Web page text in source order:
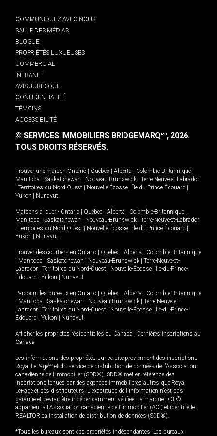
COMMUNIQUEZ AVEC NOUS
SALLE DES MÉDIAS
BLOGUE
PROPRIÉTÉS LUXUEUSES
COMMERCIAL
INTRANET
AVIS JURIDIQUE
CONFIDENTIALITÉ
TÉMOINS
ACCESSIBILITÉ
© SERVICES IMMOBILIERS BRIDGEMARQMD, 2026.
TOUS DROITS RÉSERVÉS.
Trouver une maison Ontario Québec Alberta Colombie-Britannique
Manitoba
Saskatchewan Nouveau-Brunswick
Terre-Neuve-et-Labrador
Territoires du Nord-Ouest Nouvelle-Écosse Île-du-Prince-Édouard
Yukon
Nunavut.
Maisons à louer - Ontario Québec Alberta Colombie-Britannique
Manitoba
Saskatchewan Nouveau-Brunswick
Terre-Neuve-et-Labrador
Territoires du Nord-Ouest Nouvelle-Écosse Île-du-Prince-Édouard
Yukon
Nunavut.
Trouver des courtiers en Ontario Québec Alberta
Colombie-Britannique
Manitoba Saskatchewan Nouveau-Brunswick
Terre-Neuve-et-
Labrador
Territoires du Nord-Ouest Nouvelle-Écosse
Île-du-Prince-
Édouard
Yukon Nunavut
Parcourir les bureaux en Ontario Québec Alberta
Colombie-Britannique
Manitoba Saskatchewan Nouveau-Brunswick
Terre-Neuve-et-
Labrador
Territoires du Nord-Ouest Nouvelle-Écosse
Île-du-Prince-
Édouard
Yukon Nunavut
Afficher les propriétés résidentielles au Canada
Dernières inscriptions au
Canada
Les informations des propriétés sur ce site proviennent des inscriptions
Royal LePageMD et du service de distribution de données de l'Association
canadienne de l’immobilier (SDD®). SDD® met en référence des
inscriptions tenues par des agences immobilières autres que Royal
LePage et ses distributeurs. L'exactitude de l'information n'est pas
garantie et devrait être indépendamment vérifiée. La marque DDF®
appartient à l'Association canadienne de l’immobilier (ACI) et identifie le
REALTOR.ca Installation de distribution de données (SDD®).
*Tous les bureaux sont des propriétés indépendantes. Les bureaux